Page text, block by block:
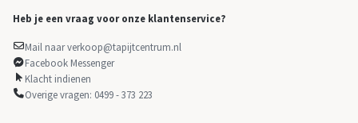
Heb je een vraag voor onze klantenservice?
Mail naar verkoop@tapijtcentrum.nl
Facebook Messenger
Klacht indienen
Overige vragen: 0499 - 373 223